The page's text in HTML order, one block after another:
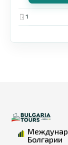
1
Болгарии